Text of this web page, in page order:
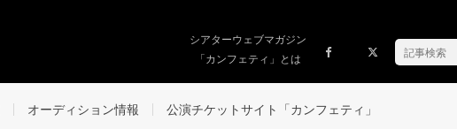
シアターウェブマガジン
「カンフェティ」とは
オーディション情報 公演チケットサイト「カンフェティ」